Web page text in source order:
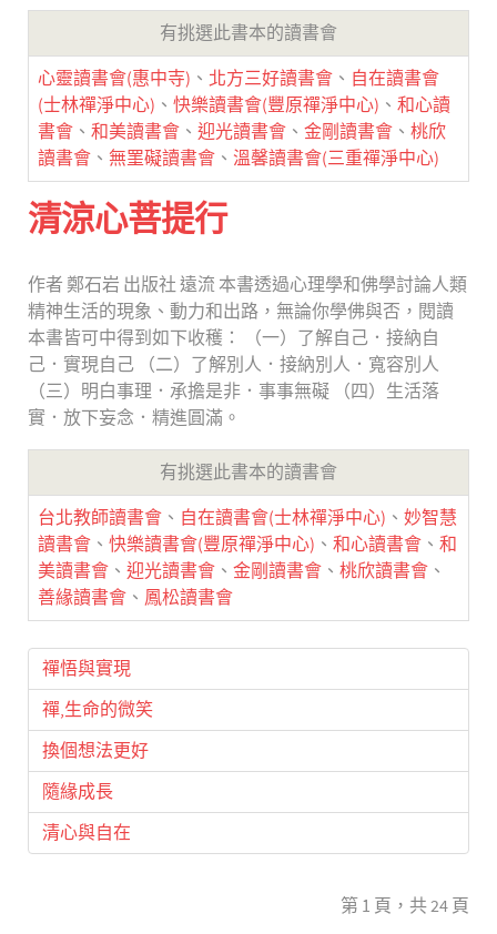
有挑選此書本的讀書會
心靈讀書會(惠中寺) 、 北方三好讀書會 、 自在讀書會
(士林禪淨中心) 、 快樂讀書會(豐原禪淨中心) 、 和心讀
書會 、 和美讀書會 、 迎光讀書會 、 金剛讀書會 、 桃欣
讀書會 、 無罣礙讀書會 、 溫馨讀書會(三重禪淨中心)
清涼心菩提行
作者 鄭石岩 出版社 遠流 本書透過心理學和佛學討論人類
精神生活的現象、動力和出路，無論你學佛與否，閱讀
本書皆可中得到如下收穫： （一）了解自己．接納自
己．實現自己 （二）了解別人．接納別人．寬容別人
（三）明白事理．承擔是非．事事無礙 （四）生活落
實．放下妄念．精進圓滿。
有挑選此書本的讀書會
台北教師讀書會 、 自在讀書會(士林禪淨中心) 、 妙智慧
讀書會 、 快樂讀書會(豐原禪淨中心) 、 和心讀書會 、 和
美讀書會 、 迎光讀書會 、 金剛讀書會 、 桃欣讀書會 、
善緣讀書會 、 鳳松讀書會
禪悟與實現
禪,生命的微笑
換個想法更好
隨緣成長
清心與自在
第 1 頁，共 24 頁